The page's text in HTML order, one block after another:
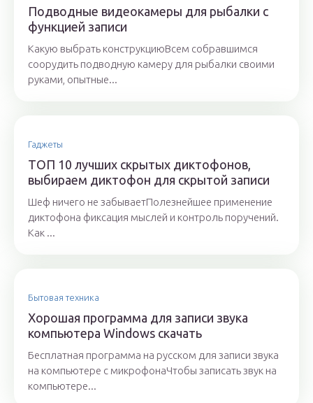
Подводные видеокамеры для рыбалки с
функцией записи
Какую выбрать конструкциюВсем собравшимся
соорудить подводную камеру для рыбалки своими
руками, опытные...
Гаджеты
ТОП 10 лучших скрытых диктофонов,
выбираем диктофон для скрытой записи
Шеф ничего не забываетПолезнейшее применение
диктофона фиксация мыслей и контроль поручений.
Как ...
Бытовая техника
Хорошая программа для записи звука
компьютера Windows скачать
Бесплатная программа на русском для записи звука
на компьютере с микрофонаЧтобы записать звук на
компьютере...